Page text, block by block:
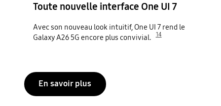
Toute nouvelle interface One UI 7
Avec son nouveau look intuitif, One UI 7 rend le
Galaxy A26 5G encore plus convivial.
14
En savoir plus